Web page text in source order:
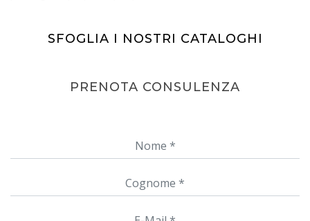
SFOGLIA I NOSTRI CATALOGHI
PRENOTA CONSULENZA